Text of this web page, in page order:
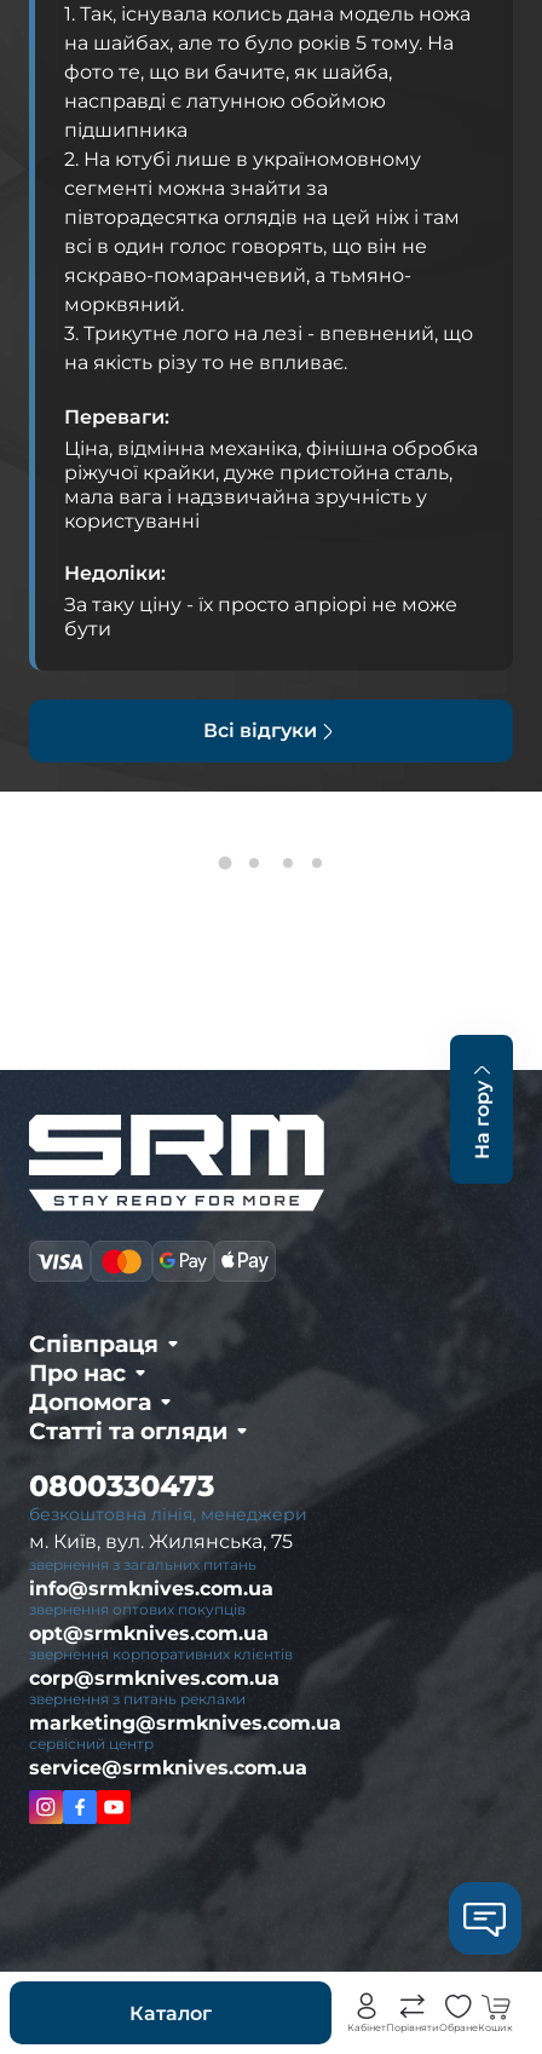
НовинкиКаталог
КабінетПорівнятиОбранеКошик
1. Так, існувала колись дана модель ножа
на шайбах, але то було років 5 тому. На
фото те, що ви бачите, як шайба,
насправді є латунною обоймою
підшипника
2. На ютубі лише в україномовному
сегменті можна знайти за
півторадесятка оглядів на цей ніж і там
всі в один голос говорять, що він не
яскраво-помаранчевий, а тьмяно-
морквяний.
3. Трикутне лого на лезі - впевнений, що
на якість різу то не впливає.
Переваги
Ціна, відмінна механіка, фінішна обробка
ріжучої крайки, дуже пристойна сталь,
мала вага і надзвичайна зручність у
користуванні
Недоліки
За таку ціну - їх просто апріорі не може
бути
Всі відгуки
На гору
Про нас
Співпраця
Статті та огляди
Допомога
безкоштовна лінія, менеджери
0800330473
м. Київ, вул. Жилянська, 75
звернення з загальних питань
info@srmknives.com.ua
звернення оптових покупців
opt@srmknives.com.ua
звернення корпоративних клієнтів
corp@srmknives.com.ua
звернення з питань реклами
marketing@srmknives.com.ua
сервісний центр
service@srmknives.com.ua